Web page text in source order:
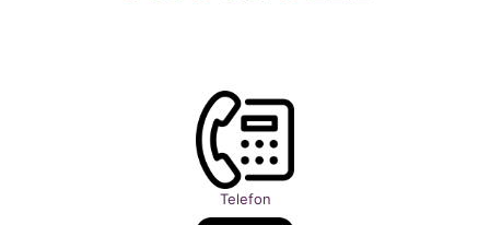
Telefon